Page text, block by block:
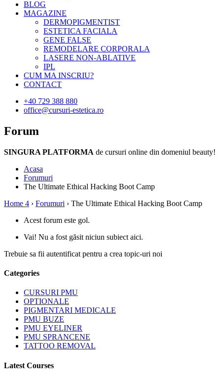
BLOG
MAGAZINE
DERMOPIGMENTIST
ESTETICA FACIALA
GENE FALSE
REMODELARE CORPORALA
LASERE NON-ABLATIVE
IPL
CUM MA INSCRIU?
CONTACT
+40 729 388 880
office@cursuri-estetica.ro
Forum
SINGURA PLATFORMA de cursuri online din domeniul beauty!
Acasa
Forumuri
The Ultimate Ethical Hacking Boot Camp
Home 4 › Forumuri › The Ultimate Ethical Hacking Boot Camp
Acest forum este gol.
Vai! Nu a fost găsit niciun subiect aici.
Trebuie sa fii autentificat pentru a crea topic-uri noi
Categories
CURSURI PMU
OPTIONALE
PIGMENTARI MEDICALE
PMU BUZE
PMU EYELINER
PMU SPRANCENE
TATTOO REMOVAL
Latest Courses